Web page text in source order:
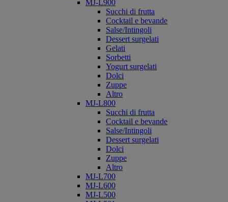
MJ-L900
Succhi di frutta
Cocktail e bevande
Salse/Intingoli
Dessert surgelati
Gelati
Sorbetti
Yogurt surgelati
Dolci
Zuppe
Altro
MJ-L800
Succhi di frutta
Cocktail e bevande
Salse/Intingoli
Dessert surgelati
Dolci
Zuppe
Altro
MJ-L700
MJ-L600
MJ-L500